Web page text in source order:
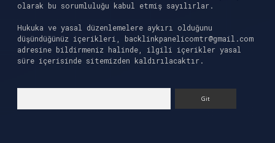
olarak bu sorumluluğu kabul etmiş sayılırlar.
Hukuka ve yasal düzenlemelere aykırı olduğunu
düşündüğünüz içerikleri, backlinkpanelicomtr@gmail.com
adresine bildirmeniz halinde, ilgili içerikler yasal
süre içerisinde sitemizden kaldırılacaktır.